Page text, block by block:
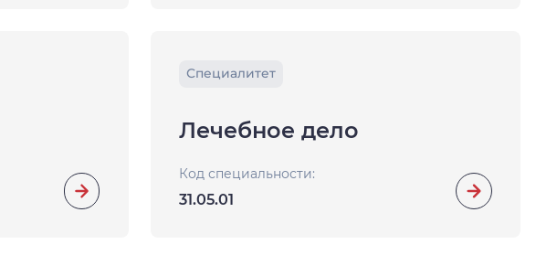
Специалитет
Лечебное дело
Код специальности:
31.05.01